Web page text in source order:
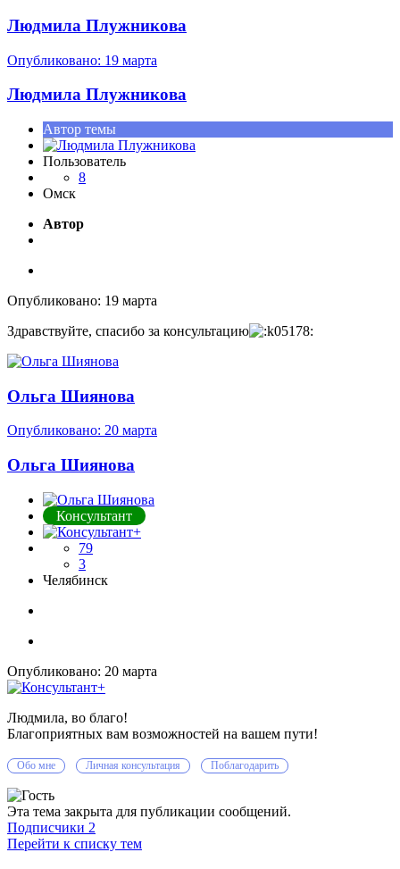
Людмила Плужникова
Опубликовано: 19 марта
Людмила Плужникова
Автор темы
Пользователь
8
Омск
Автор
Опубликовано: 19 марта
Здравствуйте, спасибо за консультацию
Ольга Шиянова
Опубликовано: 20 марта
Ольга Шиянова
Консультант
79
3
Челябинск
Опубликовано: 20 марта
Людмила, во благо!
Благоприятных вам возможностей на вашем пути!
Обо мне Личная консультация Поблагодарить
Эта тема закрыта для публикации сообщений.
Подписчики 2
Перейти к списку тем